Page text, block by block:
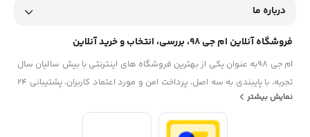
درباره ما
فروشگاه آنلاین ام جی 98، بررسی، انتخاب و خرید آنلاین
ام جی 98به عنوان یکی از بهترین فروشگاه های اینترنتی با بیش سالیان سال
تجربه، با پایبندی به سه اصل، پرداخت امن و مورد اعتماد کاربران، پشتیبانی 24
ساعته و تضمین اصل‌بودن کالا موفق شده تا همگام با فروشگاه‌های معتبر
ایران، به یکی از بهترین فروشگاه اینترنتی ایران تبدیل شود. به محض ورود به
نمایش بیشتر